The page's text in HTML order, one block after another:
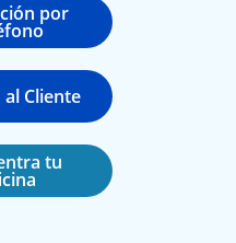
por
Cliente
888-531-6720
tu